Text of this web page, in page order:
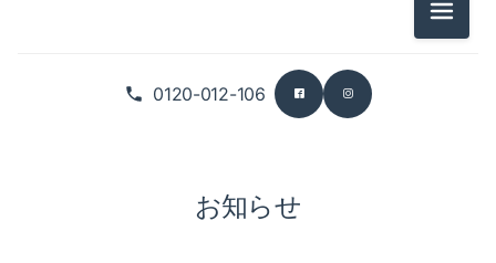
2025-09（5）
0120-012-106
2026-04（2）
2026-02（4）
メニュ
お知らせ